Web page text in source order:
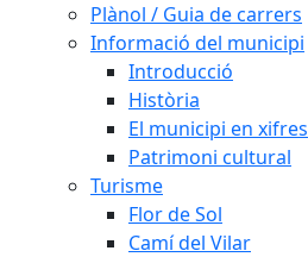
Plànol / Guia de carrers
Informació del municipi
Introducció
Història
El municipi en xifres
Patrimoni cultural
Turisme
Flor de Sol
Camí del Vilar